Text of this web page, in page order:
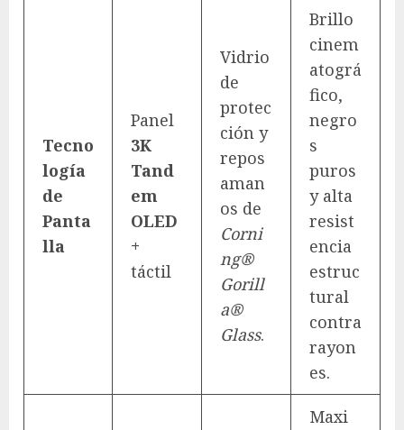
Tecno
logía
de
Panta
lla
Panel
3K
Tand
em
OLED
+
táctil
Vidrio
de
protec
ción y
repos
aman
os de
Corni
ng®
Gorill
a®
Glass.
Brillo
cinem
atográ
fico,
negro
s
puros
y alta
resist
encia
estruc
tural
contra
rayon
es.
Maxi